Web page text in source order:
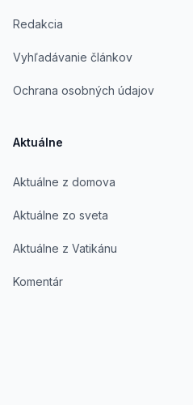
Redakcia
Vyhľadávanie článkov
Ochrana osobných údajov
Aktuálne
Aktuálne z domova
Aktuálne zo sveta
Aktuálne z Vatikánu
Komentár